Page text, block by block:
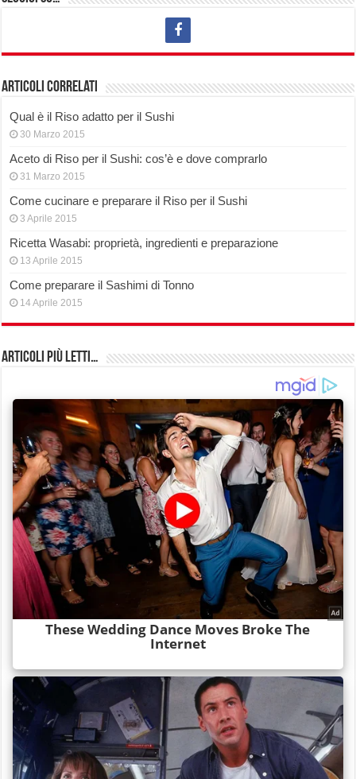
Articoli correlati
Qual è il Riso adatto per il Sushi
30 Marzo 2015
Aceto di Riso per il Sushi: cos’è e dove comprarlo
31 Marzo 2015
Come cucinare e preparare il Riso per il Sushi
3 Aprile 2015
Ricetta Wasabi: proprietà, ingredienti e preparazione
13 Aprile 2015
Come preparare il Sashimi di Tonno
14 Aprile 2015
Articoli più Letti…